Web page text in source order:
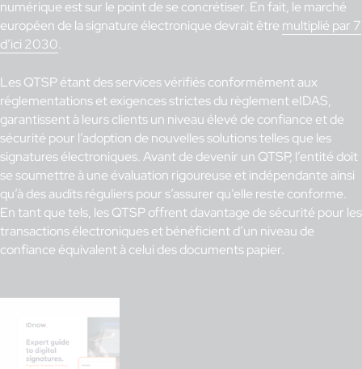
numérique est sur le point de se concrétiser. En fait, le marché
européen de la signature électronique devrait être multiplié par 7
d’ici 2030.
Les QTSP étant des services vérifiés conformément aux
réglementations et exigences strictes du règlement eIDAS,
garantissent à leurs clients un niveau élevé de confiance et de
sécurité pour l’adoption de nouvelles solutions telles que les
signatures électroniques. Avant de devenir un QTSP, l’entité doit
se soumettre à une évaluation rigoureuse et indépendante ainsi
qu’à des audits réguliers pour s’assurer qu’elle reste conforme.
En tant que tels, les QTSP offrent davantage de sécurité pour les
transactions électroniques et bénéficient d’un niveau de
confiance équivalent à celui des documents papier.